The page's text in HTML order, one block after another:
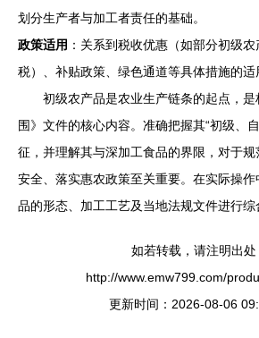
划分生产者与加工者责任的基础。
政策适用 ：关系到税收优惠（如部分初级
税）、补贴政策、绿色通道等具体措施的适
初级农产品是农业生产链条的起点，
围》文件的核心内容。准确把握其“初级、
征，并理解其与深加工食品的界限，对于
安全、落实惠农政策至关重要。在实际操
品的形态、加工工艺及当地法规文件进行综
如若转载，请注明出处
http://www.emw799.com/
更新时间：2026-08-06